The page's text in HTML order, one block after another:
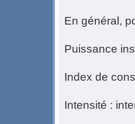
En général,
Puissance
Index de
Intensité :